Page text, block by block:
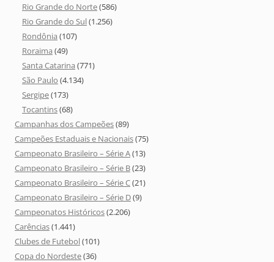
Rio Grande do Norte(586)
Rio Grande do Sul(1.256)
Rondônia (107)
Roraima (49)
Santa Catarina (771)
São Paulo (4.134)
Sergipe(173)
Tocantins(68)
Campanhas dos Campeões(89)
Campeões Estaduais e Nacionais(75)
Campeonato Brasileiro – Série A(13)
Campeonato Brasileiro – Série B(23)
Campeonato Brasileiro – Série C(21)
Campeonato Brasileiro – Série D(9)
Campeonatos Históricos(2.206)
Carências(1.441)
Clubes de Futebol(101)
Copa do Nordeste(36)